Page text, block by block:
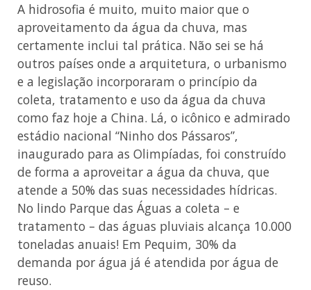
A hidrosofia é muito, muito maior que o
aproveitamento da água da chuva, mas
certamente inclui tal prática. Não sei se há
outros países onde a arquitetura, o urbanismo
e a legislação incorporaram o princípio da
coleta, tratamento e uso da água da chuva
como faz hoje a China. Lá, o icônico e admirado
estádio nacional “Ninho dos Pássaros”,
inaugurado para as Olimpíadas, foi construído
de forma a aproveitar a água da chuva, que
atende a 50% das suas necessidades hídricas.
No lindo Parque das Águas a coleta – e
tratamento – das águas pluviais alcança 10.000
toneladas anuais! Em Pequim, 30% da
demanda por água já é atendida por água de
reuso.